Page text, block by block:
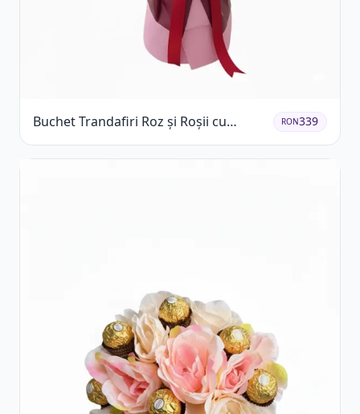
Buchet Trandafiri Roz și Roșii cu
Eucalipt și Gypsophila
RON339